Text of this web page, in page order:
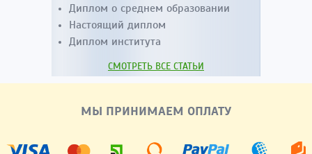
Диплом о среднем образовании
Настоящий диплом
Диплом института
СМОТРЕТЬ ВСЕ СТАТЬИ
МЫ ПРИНИМАЕМ ОПЛАТУ